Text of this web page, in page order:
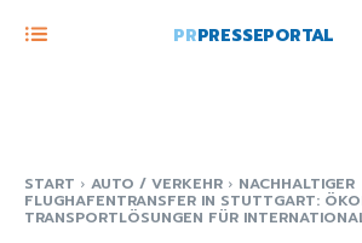
PRPRESSEPORTAL
START AUTO / VERKEHR NACHHALTIGER
FLUGHAFENTRANSFER IN STUTTGART:
TRANSPORTLÖSUNGEN FÜR